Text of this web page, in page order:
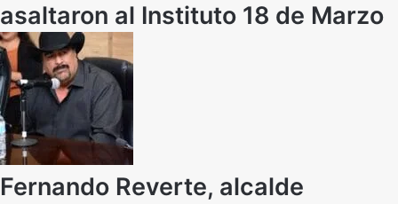
asaltaron al Instituto 18 de Marzo
Fernando Reverte, alcalde